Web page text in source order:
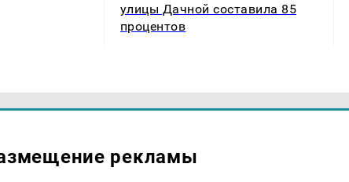
улицы Дачной составила 85
процентов
рекламы